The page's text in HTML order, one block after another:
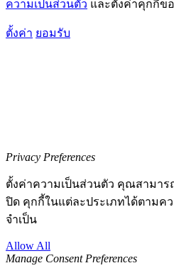
ความเป็นส่วนตัว และตั้งค่าคุกกี้ข
ตั้งค่า ยอมรับ
Privacy Preferences
ตั้งค่าความเป็นส่วนตัว คุณสามาร
ปิด คุกกี้ในแต่ละประเภทได้ตามค
จำเป็น
Allow All
Manage Consent Preferences